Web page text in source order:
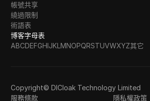
帳號共享
繞過限制
術語表
博客字母表
ABCDEFGH JKLM NOPQRSTUVWXYZ其它
Copyright© DICloak Technology Limited
服務條款
隱私權政策